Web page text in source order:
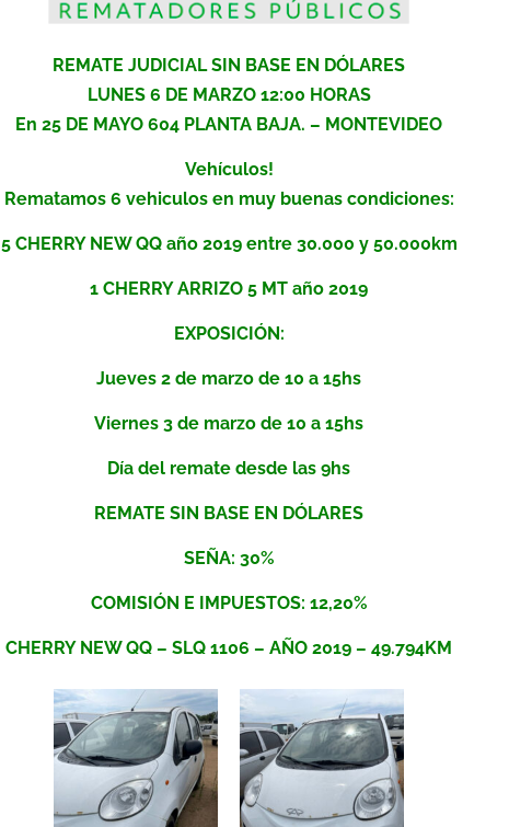
REMATE JUDICIAL SIN BASE EN DÓLARES
LUNES 6 DE MARZO 12:00 HORAS
En 25 DE MAYO 604 PLANTA BAJA. – MONTEVIDEO
Vehículos!
Rematamos 6 vehiculos en muy buenas condiciones:
5 CHERRY NEW QQ año 2019 entre 30.000 y 50.000km
1 CHERRY ARRIZO 5 MT año 2019
EXPOSICIÓN:
Jueves 2 de marzo de 10 a 15hs
Viernes 3 de marzo de 10 a 15hs
Día del remate desde las 9hs
REMATE SIN BASE EN DÓLARES
SEÑA: 30%
COMISIÓN E IMPUESTOS: 12,20%
CHERRY NEW QQ – SLQ 1106 – AÑO 2019 – 49.794KM